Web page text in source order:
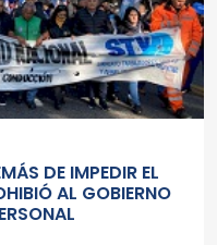
DE IMPEDIR EL
AL GOBIERNO